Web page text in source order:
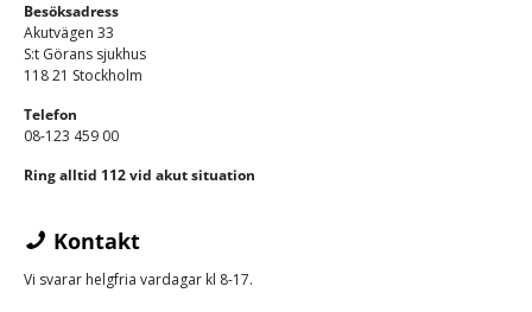
Besöksadress
Akutvägen 33
S:t Görans sjukhus
118 21 Stockholm
Telefon
08-123 459 00
Ring alltid 112 vid akut situation
Kontakt
Vi svarar helgfria vardagar kl 8-17.